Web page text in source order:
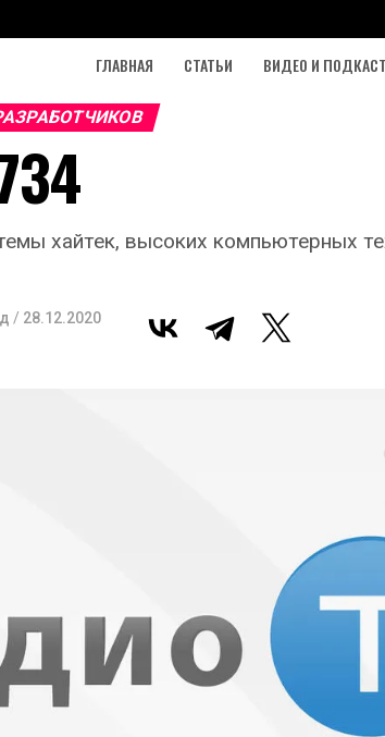
ГЛАВНАЯ СТАТЬИ ВИДЕО И
хайтек, высоких компьютерных
/ 28.12.2020